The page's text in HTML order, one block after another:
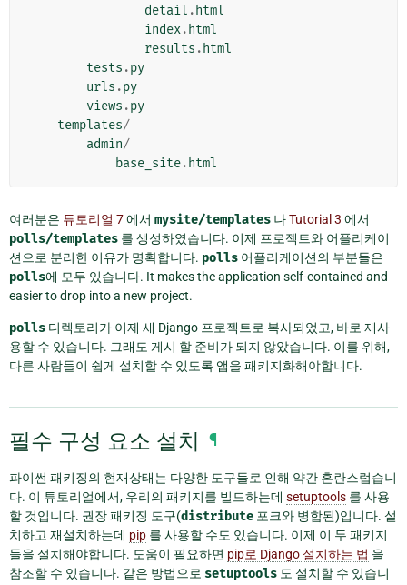
detail . html
index. html
results . html
tests .py
urls .py
views .py
templates/
admin/
base_site. html
여러분은 튜토리얼 7에서 mysite/templates 나Tutorial 3 에서
polls/templates 를 생성하였습니다. 이제 프로젝트와 어플리케이
션으로 분리한 이유가 명확합니다. polls 어플리케이션의 부분들은
polls에 모두 있습니다. It makes the application self-contained and
easier to drop into a new project.
polls 디렉토리가 이제 새 Django 프로젝트로 복사되었고, 바로 재사
용할 수 있습니다. 그래도 게시 할 준비가 되지 않았습니다. 이를 위해,
다른 사람들이 쉽게 설치할 수 있도록 앱을 패키지화해야합니다.
필수 구성 요소 설치 ¶
파이썬 패키징의 현재상태는 다양한 도구들로 인해 약간 혼란스럽습니
다. 이 튜토리얼에서, 우리의 패키지를 빌드하는데 setuptools 를 사용
할 것입니다. 권장 패키징 도구(distribute 포크와 병합된)입니다. 설
치하고 재설치하는데 pip 를 사용할 수도 있습니다. 이제 이 두 패키지
들을 설치해야합니다. 도움이 필요하면 pip로 Django 설치하는 법 을
참조할 수 있습니다. 같은 방법으로 setuptools 도 설치할 수 있습니